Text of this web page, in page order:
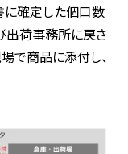
に確定した個口数
出荷事務所に戻さ
で商品に添付し、